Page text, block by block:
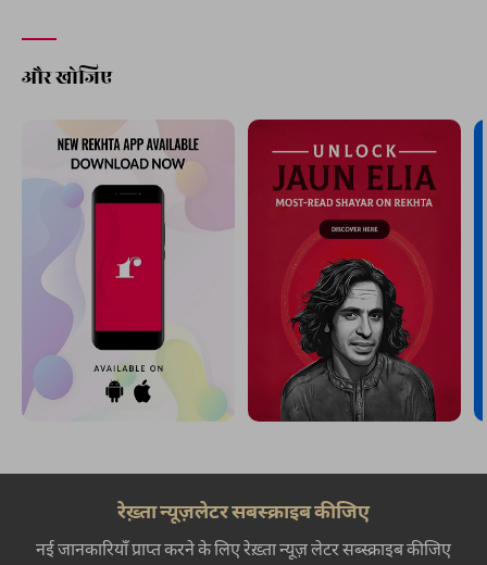
और खोजिए
रेख़्ता न्यूज़लेटर सबस्क्राइब कीजिए
नई जानकारियाँ प्राप्त करने के लिए रेख़्ता न्यूज़ लेटर सब्स्क्राइब कीजिए